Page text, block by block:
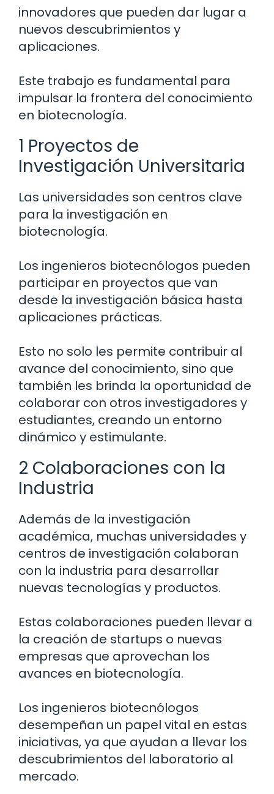
innovadores que pueden dar lugar a
nuevos descubrimientos y
aplicaciones.
Este trabajo es fundamental para
impulsar la frontera del conocimiento
en biotecnología.
1 Proyectos de
Investigación Universitaria
Las universidades son centros clave
para la investigación en
biotecnología.
Los ingenieros biotecnólogos pueden
participar en proyectos que van
desde la investigación básica hasta
aplicaciones prácticas.
Esto no solo les permite contribuir al
avance del conocimiento, sino que
también les brinda la oportunidad de
colaborar con otros investigadores y
estudiantes, creando un entorno
dinámico y estimulante.
2 Colaboraciones con la
Industria
Además de la investigación
académica, muchas universidades y
centros de investigación colaboran
con la industria para desarrollar
nuevas tecnologías y productos.
Estas colaboraciones pueden llevar a
la creación de startups o nuevas
empresas que aprovechan los
avances en biotecnología.
Los ingenieros biotecnólogos
desempeñan un papel vital en estas
iniciativas, ya que ayudan a llevar los
descubrimientos del laboratorio al
mercado.